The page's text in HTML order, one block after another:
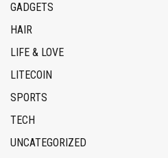
GADGETS
HAIR
LIFE & LOVE
LITECOIN
SPORTS
TECH
UNCATEGORIZED